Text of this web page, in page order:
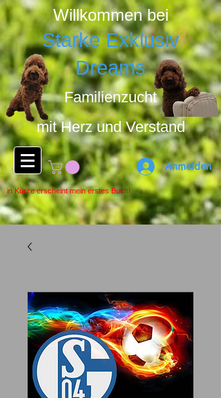
Willkommen bei
Starke Exklusiv
Dreams
Familienzucht
mit Herz und Verstand
Anmelden
in Kürze erscheint mein erstes Buch!